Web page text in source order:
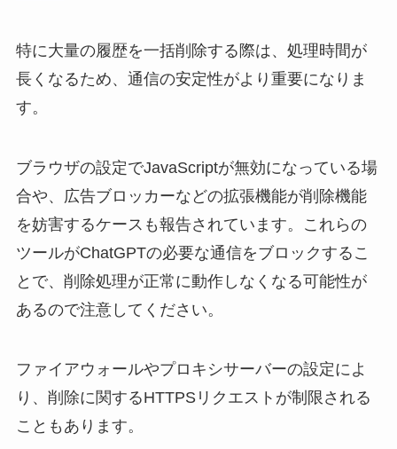
特に大量の履歴を一括削除する際は、処理時間が
長くなるため、通信の安定性がより重要になりま
す。
ブラウザの設定でJavaScriptが無効になっている場
合や、広告ブロッカーなどの拡張機能が削除機能
を妨害するケースも報告されています。これらの
ツールがChatGPTの必要な通信をブロックするこ
とで、削除処理が正常に動作しなくなる可能性が
あるので注意してください。
ファイアウォールやプロキシサーバーの設定によ
り、削除に関するHTTPSリクエストが制限される
こともあります。